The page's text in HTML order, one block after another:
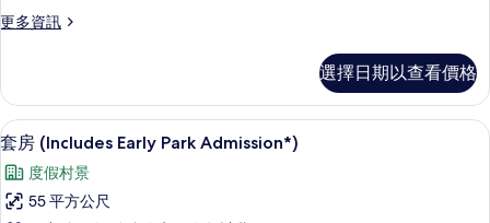
有
片
的
非
煙
房
(Two
Queens)
的
更多資訊
更
客
房,
非
煙
房
(Two
選擇日期以查看價格
顯
示
套
房
客房內保險箱、書桌、熨斗/熨衣板、
5
套房 (Includes Early Park Admission*)
度假村景
55 平方公尺